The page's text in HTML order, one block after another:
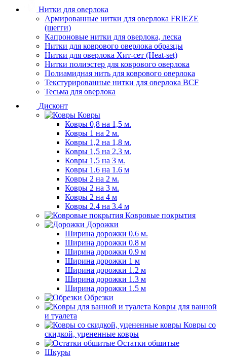
Нитки для оверлока
Армированные нитки для оверлока FRIEZE
(шегги)
Капроновые нитки для оверлока, леска
Нитки для коврового оверлока образцы
Нитки для оверлока Хит-сет (Heat-set)
Нитки полиэстер для коврового оверлока
Полиамидная нить для коврового оверлока
Текстурированные нитки для оверлока BCF
Тесьма для оверлока
Дисконт
Ковры
Ковры 0,8 на 1,5 м.
Ковры 1 на 2 м.
Ковры 1,2 на 1,8 м.
Ковры 1,5 на 2,3 м.
Ковры 1,5 на 3 м.
Ковры 1.6 на 1.6 м
Ковры 2 на 2 м.
Ковры 2 на 3 м.
Ковры 2 на 4 м
Ковры 2.4 на 3.4 м
Ковровые покрытия
Дорожки
Ширина дорожки 0.6 м.
Ширина дорожки 0.8 м
Ширина дорожки 0.9 м
Ширина дорожки 1 м
Ширина дорожки 1.2 м
Ширина дорожки 1.3 м
Ширина дорожки 1.5 м
Обрезки
Ковры для ванной
и туалета
Ковры со
скидкой, уцененные ковры
Остатки обшитые
Шкуры